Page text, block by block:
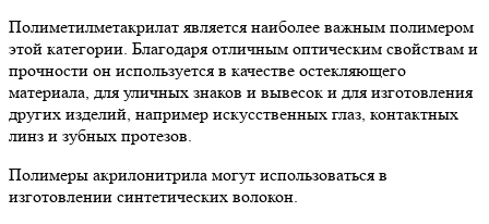
Полиметилметакрилат является наиболее важным полимером
этой категории. Благодаря отличным оптическим свойствам и
прочности он используется в качестве остекляющего
материала, для уличных знаков и вывесок и для изготовления
других изделий, например искусственных глаз, контактных
линз и зубных протезов.
Полимеры акрилонитрила могут использоваться в
изготовлении синтетических волокон.